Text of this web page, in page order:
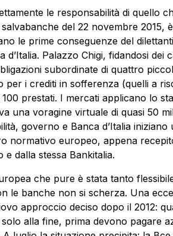
le responsabilità di quello
del 22 novembre 2015,
le prime conseguenze del
d’Italia. Palazzo Chigi, fidandosi dei
subordinate di quattro
per i crediti in sofferenza (quelli a
prestati. I mercati applicano lo
una voragine virtuale di quasi 50
governo e Banca d’Italia iniziano
normativo europeo, appena
e dalla stessa Bankitalia.
che pure è stata tanto
le banche non si scherza. Una
approccio deciso dopo il 2012:
alla fine, prima devono pagare